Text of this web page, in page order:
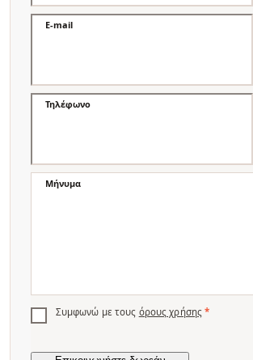
E-mail
Τηλέφωνο
Μήνυμα
Συμφωνώ με τους όρους χρήσης *